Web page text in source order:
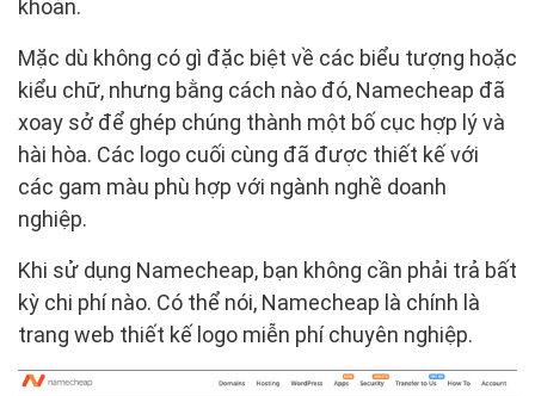
khoản.
Mặc dù không có gì đặc biệt về các biểu tượng hoặc
kiểu chữ, nhưng bằng cách nào đó, Namecheap đã
xoay sở để ghép chúng thành một bố cục hợp lý và
hài hòa. Các logo cuối cùng đã được thiết kế với
các gam màu phù hợp với ngành nghề doanh
nghiệp.
Khi sử dụng Namecheap, bạn không cần phải trả bất
kỳ chi phí nào. Có thể nói, Namecheap là chính là
trang web thiết kế logo miễn phí chuyên nghiệp.